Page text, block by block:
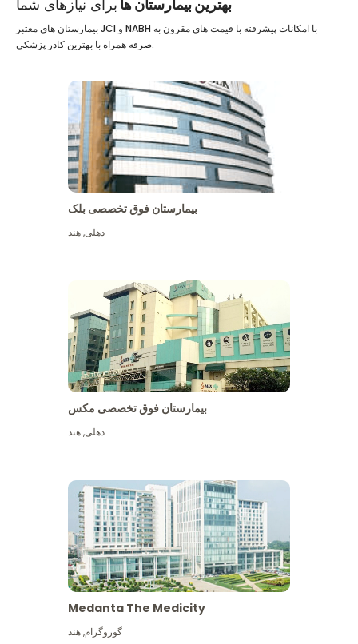
بهترین بیمارستان ها برای نیازهای شما
بیمارستان های معتبر JCI و NABH با امکانات پیشرفته با قیمت های مقرون به
صرفه همراه با بهترین کادر پزشکی.
بیمارستان فوق تخصصی بلک
دهلی,هند
بیمارستان فوق تخصصی مکس
دهلی,هند
Medanta The Medicity
گوروگرام,هند